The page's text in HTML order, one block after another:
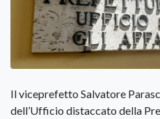
Il viceprefetto Salvatore
dell’Ufficio distaccato della